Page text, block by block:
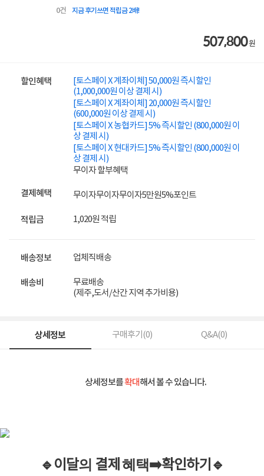
0건 지금 후기쓰면 적립금 2배!
507,800원
할인혜택
[토스페이 X 계좌이체] 50,000원 즉시할인
(1,000,000원 이상 결제 시)
[토스페이 X 계좌이체] 20,000원 즉시할인
(600,000원 이상 결제 시)
[토스페이 X 농협카드] 5% 즉시할인 (800,000원 이
상 결제 시)
[토스페이 X 현대카드] 5% 즉시할인 (800,000원 이
상 결제 시)
무이자 할부혜택
결제혜택 무이자무이자무이자5만원5%포인트
적립금 1,020원 적립
배송정보 업체직배송
배송비
무료배송
(제주,도서/산간 지역 추가비용)
상세정보 구매후기(0) Q&A(0)
상세정보를확대해서 볼 수 있습니다.
🔹이 달의 결제 혜택➡️확인하기 🔹